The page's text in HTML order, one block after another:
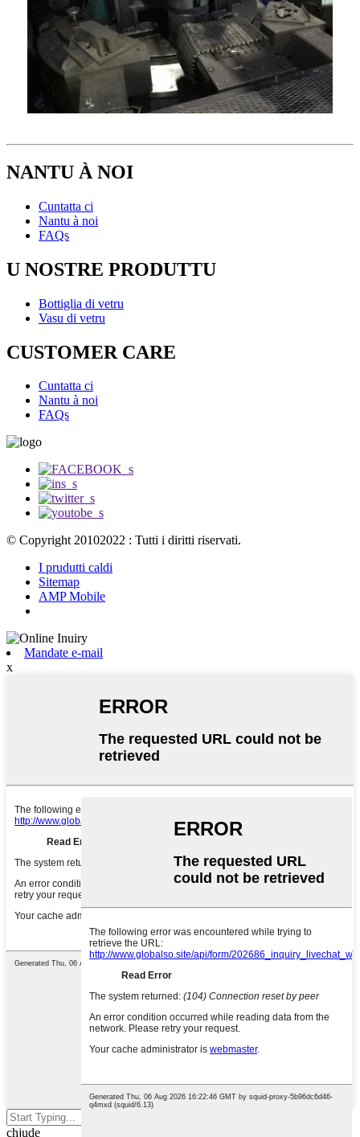
NANTU À NOI
Cuntatta ci
Nantu à noi
FAQs
U NOSTRE PRODUTTU
Bottiglia di vetru
Vasu di vetru
CUSTOMER CARE
Cuntatta ci
Nantu à noi
FAQs
© Copyright 20102022 : Tutti i diritti riservati.
I prudutti caldi
Sitemap
AMP Mobile
Mandate e-mail
x
chjude